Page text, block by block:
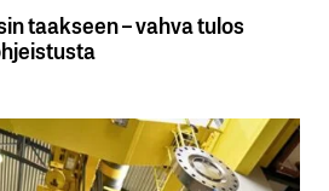
taakseen – vahva tulos